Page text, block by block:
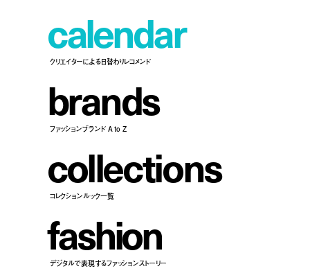
calendar
クリエイターによる日替わりレコメンド
brands
ファッションブランド A to Z
collections
コレクションルック一覧
fashion
デジタルで表現するファッションストーリー